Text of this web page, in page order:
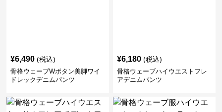
¥6,490 (税込)
骨格ウェーブWボタン美脚ワイ
ドレックデニムパンツ
¥6,180 (税込)
骨格ウェーブハイウエストフレ
アデニムパンツ